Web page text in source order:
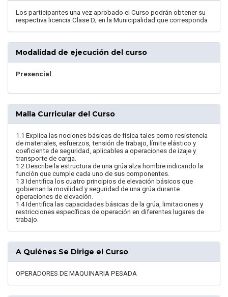
Los participantes una vez aprobado el Curso podrán obtener su
respectiva licencia Clase D; en la Municipalidad que corresponda
Modalidad de ejecución del curso
Presencial
Malla Curricular del Curso
1.1 Explica las nociones básicas de física tales como resistencia
de materiales, esfuerzos, tensión de trabajo, límite elástico y
coeficiente de seguridad, aplicables a operaciones de izaje y
transporte de carga.
1.2 Describe la estructura de una grúa alza hombre indicando la
función que cumple cada uno de sus componentes.
1.3 Identifica los cuatro principios de elevación básicos que
gobiernan la movilidad y seguridad de una grúa durante
operaciones de elevación.
1.4 Identifica las capacidades básicas de la grúa, limitaciones y
restricciones específicas de operación en diferentes lugares de
trabajo.
A Quiénes Se Dirige el Curso
OPERADORES DE MAQUINARIA PESADA